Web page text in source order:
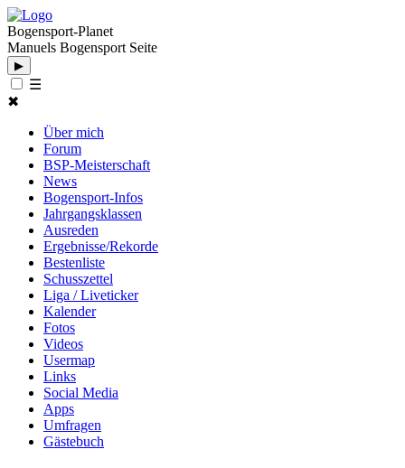
Bogensport-Planet
Manuels Bogensport Seite
▶
☰
✖
Über mich
Forum
BSP-Meisterschaft
News
Bogensport-Infos
Jahrgangsklassen
Ausreden
Ergebnisse/Rekorde
Bestenliste
Schusszettel
Liga / Liveticker
Kalender
Fotos
Videos
Usermap
Links
Social Media
Apps
Umfragen
Gästebuch